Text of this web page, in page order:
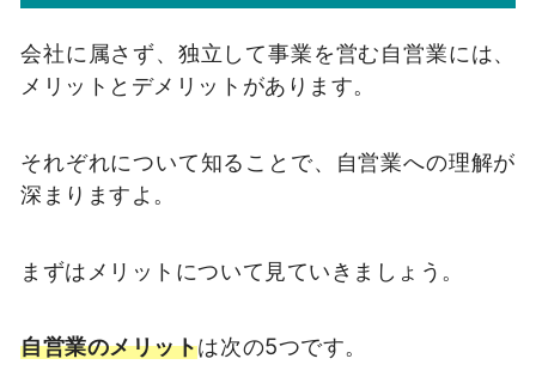
会社に属さず、独立して事業を営む自営業には、
メリットとデメリットがあります。
それぞれについて知ることで、自営業への理解が
深まりますよ。
まずはメリットについて見ていきましょう。
自営業のメリットは次の5つです。